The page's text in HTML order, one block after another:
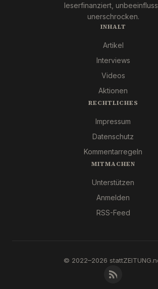
leserfinanziert,
unerschrocken.
INHALT
Artikel
Interviews
Videos
Aktionen
RECHTLICHES
Impressum
Datenschutz
Kommentarregeln
MITMACHEN
Unterstützen
Anmelden
RSS-Feed
© 2022–2026